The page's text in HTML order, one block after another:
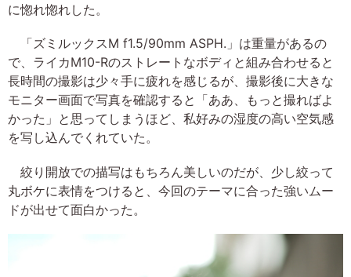
に惚れ惚れした。
「ズミルックスM f1.5/90mm ASPH.」は重量があるの
で、ライカM10-Rのストレートなボディと組み合わせると
長時間の撮影は少々手に疲れを感じるが、撮影後に大きな
モニター画面で写真を確認すると「ああ、もっと撮ればよ
かった」と思ってしまうほど、私好みの湿度の高い空気感
を写し込んでくれていた。
絞り開放での描写はもちろん美しいのだが、少し絞って
丸ボケに表情をつけると、今回のテーマに合った強いムー
ドが出せて面白かった。